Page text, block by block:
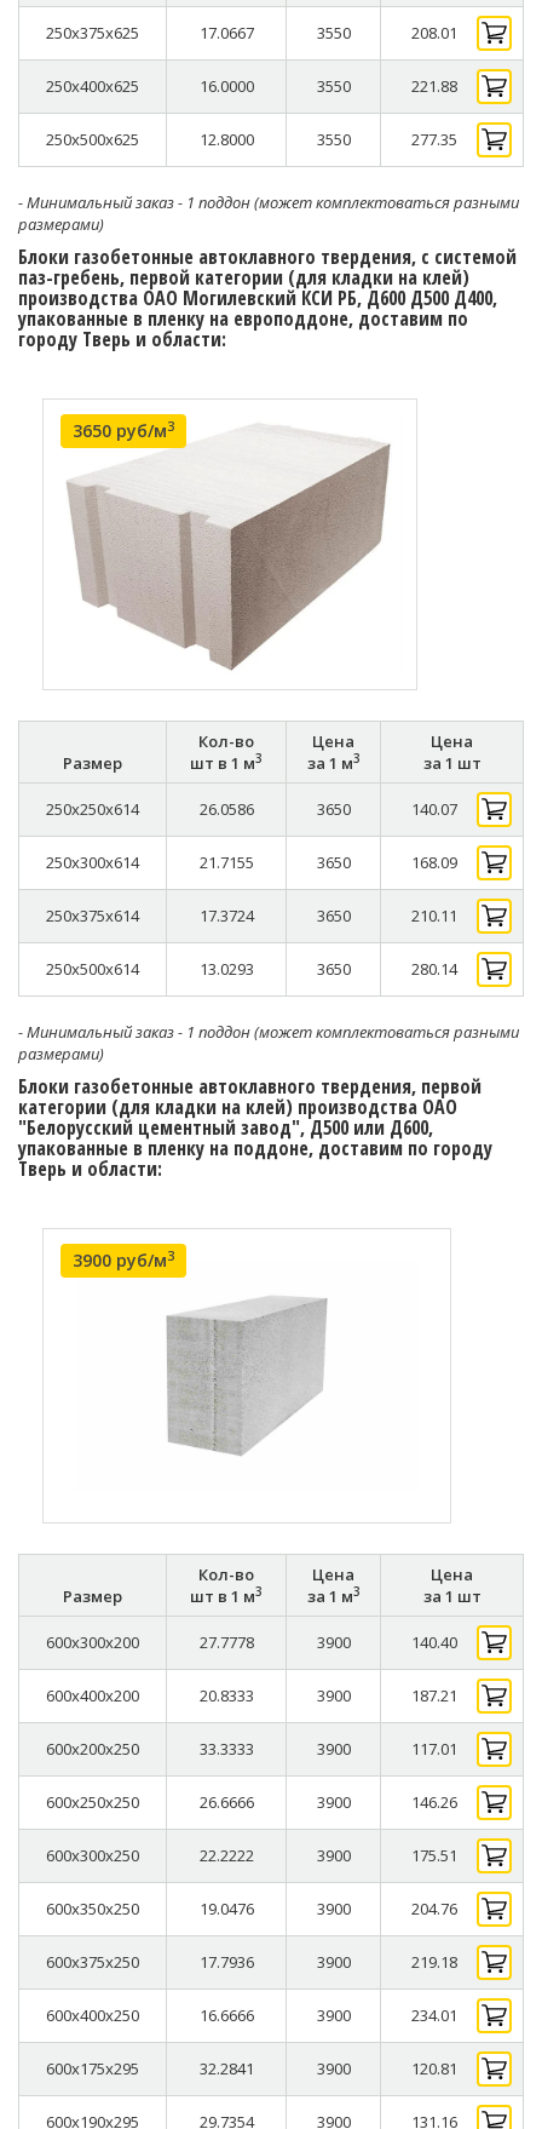
250x375x625 17.0667 3550 208.01
250x400x625 16.0000 3550 221.88
250x500x625 12.8000 3550 277.35
- Минимальный заказ - 1 поддон (может комплектоваться разными
размерами)
Блоки газобетонные автоклавного твердения, с системой
паз-гребень, первой категории (для кладки на клей)
производства ОАО Могилевский КСИ РБ, Д600 Д500 Д400,
упакованные в пленку на европоддоне, доставим по
городу Тверь и области:
3650 руб/м3
Размер
Кол-во
шт в 1 м3
Цена
за 1 м3
Цена
за 1 шт
250x250x614 26.0586 3650 140.07
250x300x614 21.7155 3650 168.09
250x375x614 17.3724 3650 210.11
250x500x614 13.0293 3650 280.14
- Минимальный заказ - 1 поддон (может комплектоваться разными
размерами)
Блоки газобетонные автоклавного твердения, первой
категории (для кладки на клей) производства ОАО
"Белорусский цементный завод", Д500 или Д600,
упакованные в пленку на поддоне, доставим по городу
Тверь и области:
3900 руб/м3
Размер
Кол-во
шт в 1 м3
Цена
за 1 м3
Цена
за 1 шт
600x300x200 27.7778 3900 140.40
600x400x200 20.8333 3900 187.21
600x200x250 33.3333 3900 117.01
600x250x250 26.6666 3900 146.26
600x300x250 22.2222 3900 175.51
600x350x250 19.0476 3900 204.76
600x375x250 17.7936 3900 219.18
600x400x250 16.6666 3900 234.01
600x175x295 32.2841 3900 120.81
600x190x295 29.7354 3900 131.16